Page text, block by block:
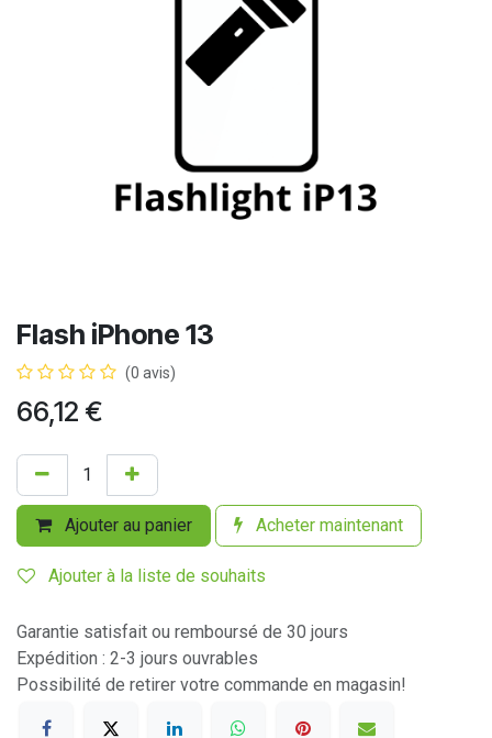
Flash iPhone 13
(0 avis)
66,12 €
Ajouter au panier Acheter maintenant
Ajouter à la liste de souhaits
Garantie satisfait ou remboursé de 30 jours
Expédition : 2-3 jours ouvrables
Possibilité de retirer votre commande en magasin!